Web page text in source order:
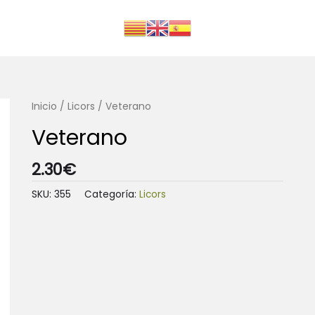
Inicio / Licors / Veterano
Veterano
2.30€
SKU: 355 Categoría: Licors